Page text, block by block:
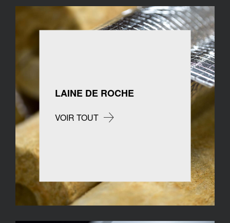
LAINE DE ROCHE
VOIR TOUT